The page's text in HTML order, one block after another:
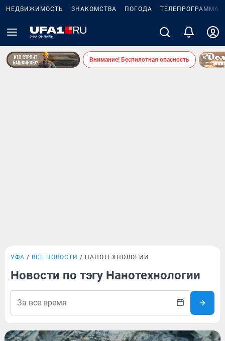
НЕДВИЖИМОСТЬ ЗНАКОМСТВА ПОГОДА ТЕЛЕПРОГРАММА
Внимание! Беспилотная опасность
УФА ВСЕ НОВОСТИ НАНОТЕХНОЛОГИИ
Новости по тэгу Нанотехнологии